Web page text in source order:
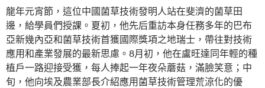
龍年元宵節，這位中國菌草技術發明人站在斐濟的菌草田
邊，給學員們授課。夏初，他先后重訪本身任務多年的巴布
亞新幾內亞和菌草技術首獲國際獎項之地瑞士，帶往對技術
應用和產業發展的最新思慮。8月初，他在盧旺達同年輕的種
植戶一路迎接受獲，每人捧起一年夜朵蘑菇，滿臉笑意；中
旬，他向埃及農業部長介紹應用菌草技術管理荒涼化的優